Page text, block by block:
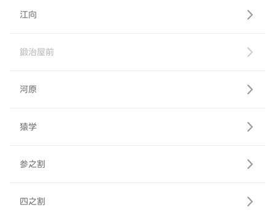
江向
鍛治屋前
河原
猿学
参之割
四之割